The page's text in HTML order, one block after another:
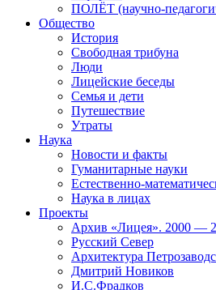
ПОЛЁТ (научно-
Общество
История
Свободная трибуна
Люди
Лицейские беседы
Семья и дети
Путешествие
Утраты
Наука
Новости и факты
Гуманитарные науки
Естественно-
Наука в лицах
Проекты
Архив «Лицея». 2000 —
Русский Север
Архитектура
Дмитрий Новиков
И.С.Фрадков